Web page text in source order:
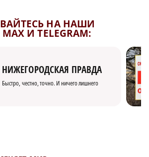
НА НАШИ
И TELEGRAM:
НИЖЕГОРОДСКАЯ ПРАВДА
Быстро, честно, точно. И ничего лишнего